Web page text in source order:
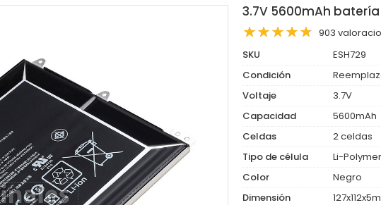
3.7V 5600mAh batería
903
SKU
ESH729
Condición
Voltaje
3.7V
Capacidad
5600mAh
Celdas
2 celdas
Tipo de célula
Li-Polymer
Color
Negro
Dimensión